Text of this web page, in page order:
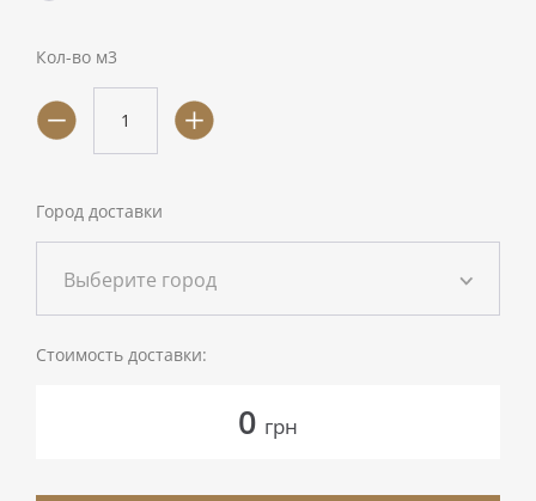
Кол-во м3
Город доставки
Выберите город
Стоимость доставки:
0 грн